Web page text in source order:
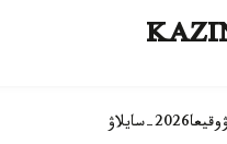
وقيعا2026-سايلاۋ